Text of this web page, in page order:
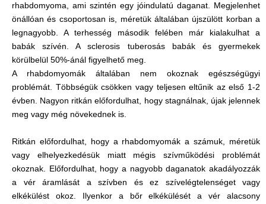
rhabdomyoma, ami szintén egy jóindulatú daganat. Megjelenhet
önállóan és csoportosan is, méretük általában újszülött korban a
legnagyobb. A terhesség második felében már kialakulhat a
babák szívén. A sclerosis tuberosás babák és gyermekek
körülbelül 50%-ánál figyelhető meg.
A rhabdomyomák általában nem okoznak egészségügyi
problémát. Többségük csökken vagy teljesen eltűnik az első 1-2
évben. Nagyon ritkán előfordulhat, hogy stagnálnak, újak jelennek
meg vagy még növekednek is.
Ritkán előfordulhat, hogy a rhabdomyomák a számuk, méretük
vagy elhelyezkedésük miatt mégis szívműködési problémát
okoznak. Előfordulhat, hogy a nagyobb daganatok akadályozzák
a vér áramlását a szívben és ez szívelégtelenséget vagy
elkékülést okoz. Ilyenkor a bőr elkékülését a vér alacsony